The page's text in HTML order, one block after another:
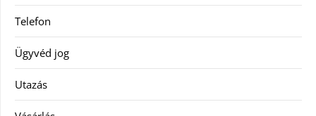
Telefon
Ügyvéd jog
Utazás